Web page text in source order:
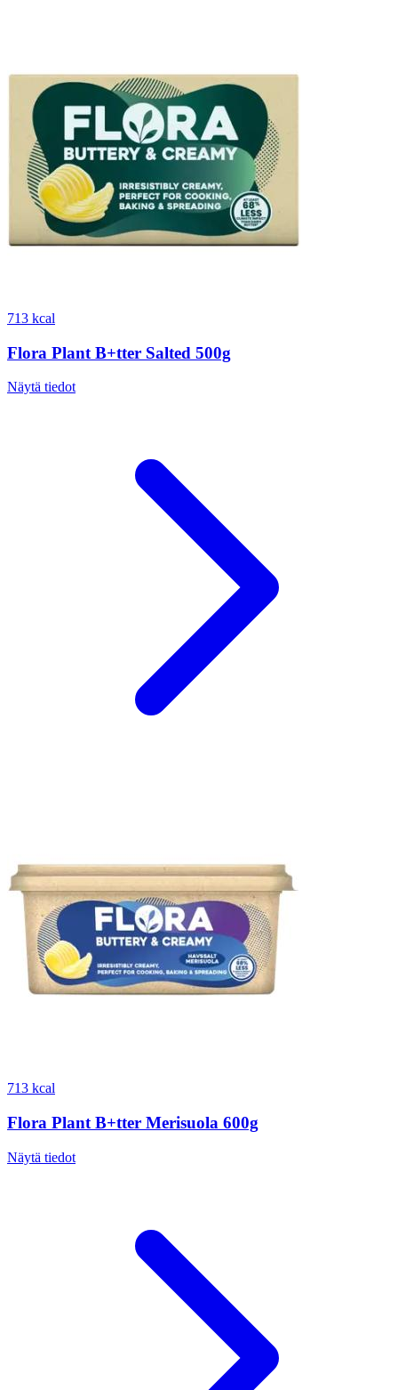
713 kcal
Flora Plant B+tter Salted 500g
Näytä tiedot
713 kcal
Flora Plant B+tter Merisuola 600g
Näytä tiedot